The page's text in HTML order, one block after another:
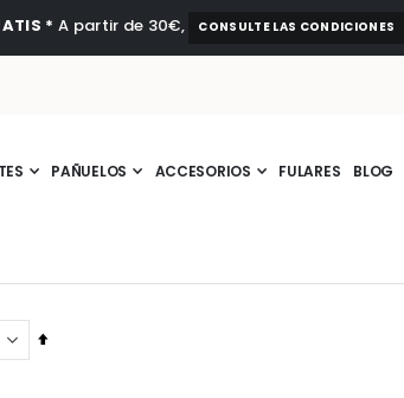
* A partir de 30€, CONSULTE LAS CONDICIONES
PAÑUELOS ACCESORIOS FULARES BLOG
Fijar